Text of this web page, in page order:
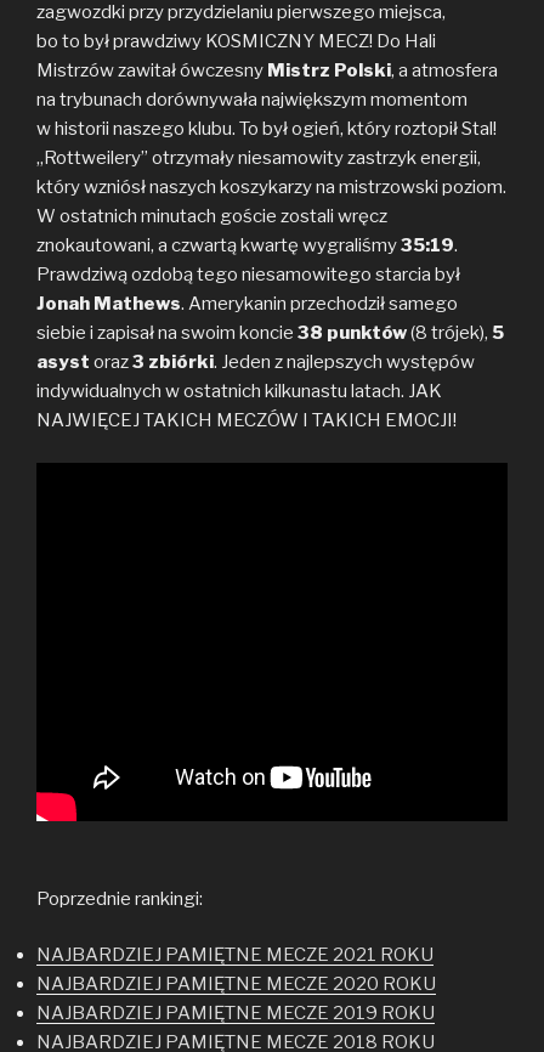
zagwozdki przy przydzielaniu pierwszego miejsca,
bo to był prawdziwy KOSMICZNY MECZ! Do Hali
Mistrzów zawitał ówczesny Mistrz Polski, a atmosfera
na trybunach dorównywała największym momentom
w historii naszego klubu. To był ogień, który roztopił Stal!
„Rottweilery” otrzymały niesamowity zastrzyk energii,
który wzniósł naszych koszykarzy na mistrzowski poziom.
W ostatnich minutach goście zostali wręcz
znokautowani, a czwartą kwartę wygraliśmy35:19.
Prawdziwą ozdobą tego niesamowitego starcia był
Jonah Mathews. Amerykanin przechodził samego
siebie i zapisał na swoim koncie 38 punktów(8 trójek), 5
asyst oraz3 zbiórki. Jeden z najlepszych występów
indywidualnych w ostatnich kilkunastu latach. JAK
NAJWIĘCEJ TAKICH MECZÓW I TAKICH EMOCJI!
Poprzednie rankingi:
NAJBARDZIEJ PAMIĘTNE MECZE 2021 ROKU
NAJBARDZIEJ PAMIĘTNE MECZE 2020 ROKU
NAJBARDZIEJ PAMIĘTNE MECZE 2019 ROKU
NAJBARDZIEJ PAMIĘTNE MECZE 2018 ROKU